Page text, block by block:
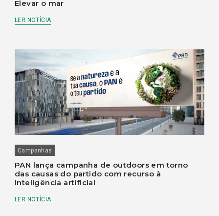
Elevar o mar
LER NOTÍCIA
Campanhas
PAN lança campanha de outdoors em torno
das causas do partido com recurso à
inteligência artificial
LER NOTÍCIA